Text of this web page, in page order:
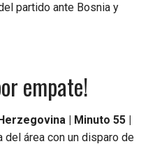
partido ante Bosnia y
empate!
| Minuto 55 |
área con un disparo de